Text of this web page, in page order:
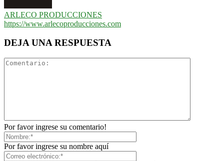
ARLECO PRODUCCIONES
https://www.arlecoproducciones.com
DEJA UNA RESPUESTA
Por favor ingrese su comentario!
Por favor ingrese su nombre aquí